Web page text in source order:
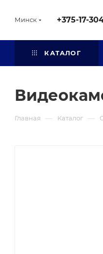
Минск +375-17-
КАТАЛОГ
Главная — Каталог —